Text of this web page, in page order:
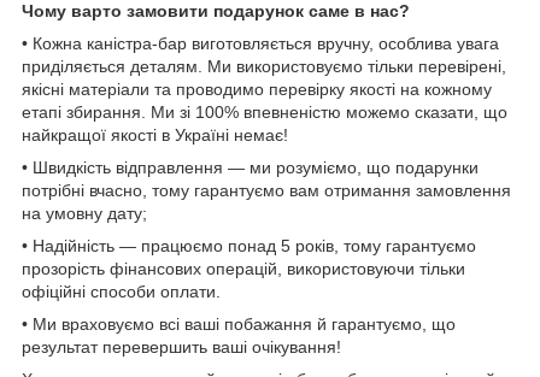
Чому варто замовити подарунок саме в нас?
• Кожна каністра-бар виготовляється вручну, особлива увага
приділяється деталям. Ми використовуємо тільки перевірені,
якісні матеріали та проводимо перевірку якості на кожному
етапі збирання. Ми зі 100% впевненістю можемо сказати, що
найкращої якості в Україні немає!
• Швидкість відправлення — ми розуміємо, що подарунки
потрібні вчасно, тому гарантуємо вам отримання замовлення
на умовну дату;
• Надійність — працюємо понад 5 років, тому гарантуємо
прозорість фінансових операцій, використовуючи тільки
офіційні способи оплати.
• Ми враховуємо всі ваші побажання й гарантуємо, що
результат перевершить ваші очікування!